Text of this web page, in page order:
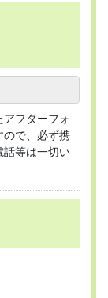
フターフォ
ので、必ず携
話等は一切い